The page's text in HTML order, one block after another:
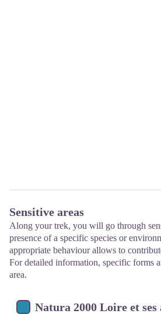
Sensitive areas
Along your trek, you will go through
presence of a specific species or
appropriate behaviour allows to
For detailed information, specific forms
area.
Natura 2000 Loire et